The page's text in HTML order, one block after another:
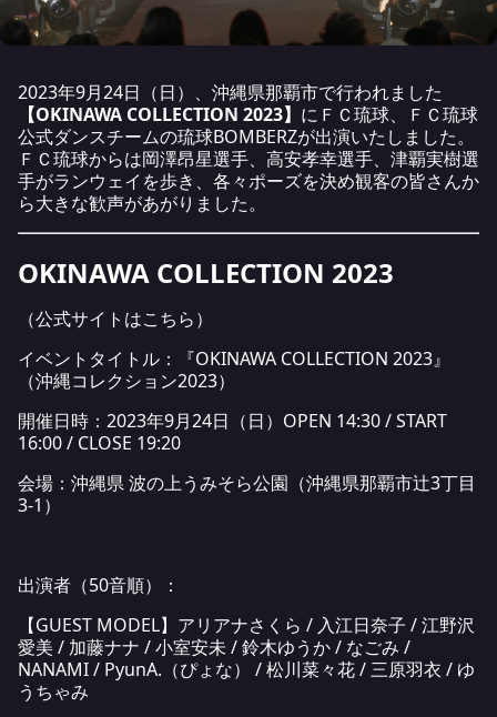
2023年9月24日（日）、沖縄県那覇市で行われました
【OKINAWA COLLECTION 2023】 にＦＣ琉球、ＦＣ琉球
公式ダンスチームの琉球BOMBERZが出演いたしました。
ＦＣ琉球からは岡澤昂星選手、高安孝幸選手、津覇実樹選
手がランウェイを歩き、各々ポーズを決め観客の皆さんか
ら大きな歓声があがりました。
OKINAWA COLLECTION 2023
（公式サイトはこちら）
イベントタイトル：『OKINAWA COLLECTION 2023』
（沖縄コレクション2023）
開催日時：2023年9月24日（日）OPEN 14:30 / START
16:00 / CLOSE 19:20
会場：沖縄県 波の上うみそら公園（沖縄県那覇市辻3丁目
3-1）
出演者（50音順）：
【GUEST MODEL】アリアナさくら / 入江日奈子 / 江野沢
愛美 / 加藤ナナ / 小室安未 / 鈴木ゆうか / なごみ /
NANAMI / PyunA.（ぴょな） / 松川菜々花 / 三原羽衣 / ゆ
うちゃみ